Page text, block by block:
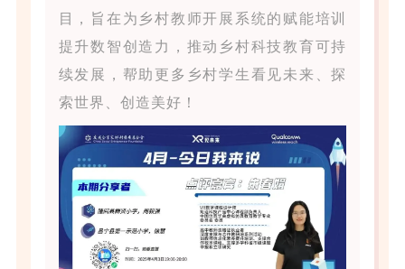
目，旨在为乡村教师开展系统的赋能培训
提升数智创造力，推动乡村科技教育可持
续发展，帮助更多乡村学生看见未来、探
索世界、创造美好！